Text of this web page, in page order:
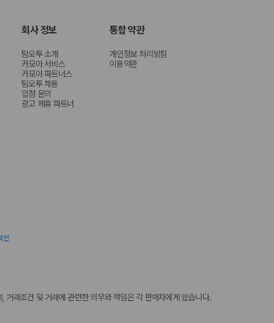
회사 정보
팀오투 소개
카모아 서비스
카모아 파트너스
팀오투 채용
입점 문의
광고 제휴 파트너
통합 약관
개인정보 처리방침
이용약관
인
거래조건 및 거래에 관련한 의무와 책임은 각 판매자에게 있습니다.